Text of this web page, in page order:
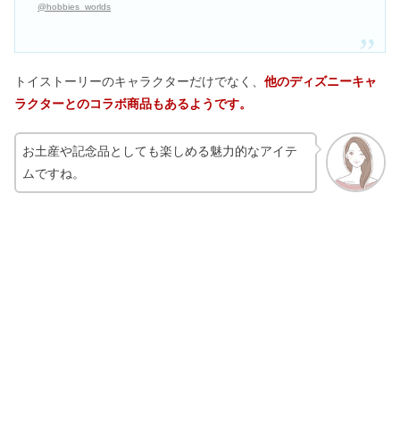
@hobbies_worlds
トイストーリーのキャラクターだけでなく、 他のディズニーキャ
ラクターとのコラボ商品もあるようです。
お土産や記念品としても楽しめる魅力的なアイテ
ムですね。